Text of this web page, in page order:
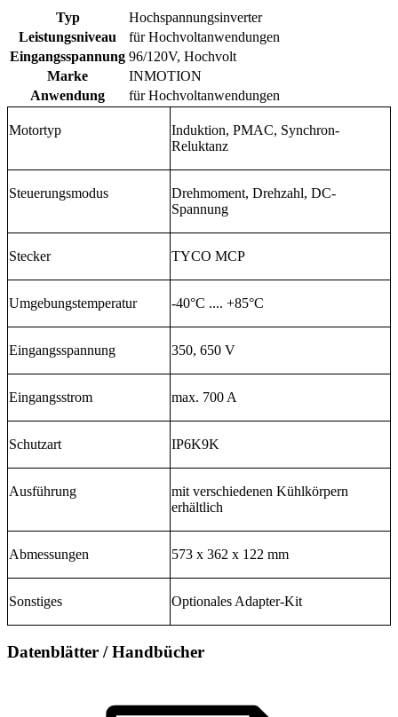
Typ
Hochspannungsinverter
Leistungsniveau
für Hochvoltanwendungen
Eingangsspannung 96/120V, Hochvolt
Marke
INMOTION
Anwendung
für Hochvoltanwendungen
Motortyp
Induktion, PMAC, Synchron-
Reluktanz
Steuerungsmodus
Drehmoment, Drehzahl, DC-
Spannung
Stecker TYCO MCP
Umgebungstemperatur -40°C .... +85°C
Eingangsspannung 350, 650 V
Eingangsstrom max. 700 A
Schutzart IP6K9K
Ausführung
mit verschiedenen Kühlkörpern
erhältlich
Abmessungen 573 x 362 x 122 mm
Sonstiges Optionales Adapter-Kit
Datenblätter / Handbücher